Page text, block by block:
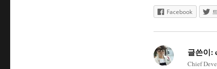
Facebook
글쓴이:
Chief